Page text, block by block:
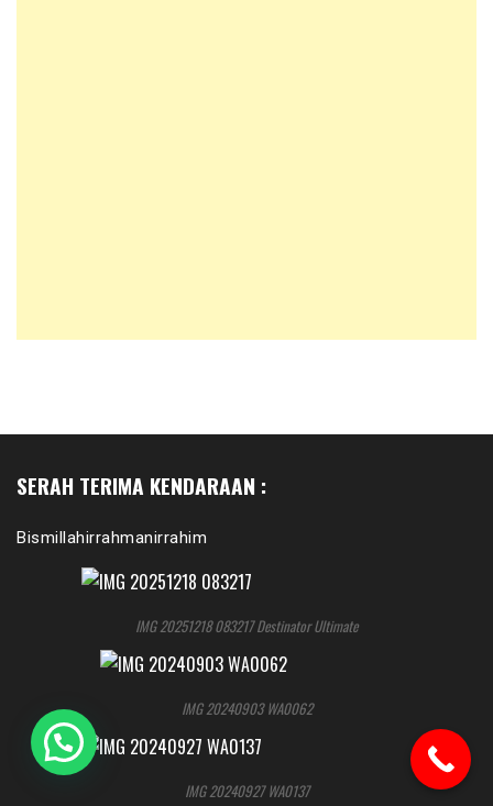
SERAH TERIMA KENDARAAN :
Bismillahirrahmanirrahim
IMG 20251218 083217 Destinator Ultimate
IMG 20240903 WA0062
IMG 20240927 WA0137